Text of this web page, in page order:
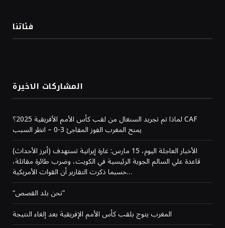
فئاتنا
المشاركات الاخيرة
لماذا تم تجريد السنغال من لقب كأس الأمم الأفريقية 2025؟ CAF
يمنح المغرب الفوز المفاجئ 3-0 – انظر السبب
(أبرز الأحداث) الأخبار العاجلة اليوم، 15 مارس: غارة إيرانية تستهدف
قاعدة علي السالم الجوية الرئيسية في الكويت، وضرب طائرة مقاتلة،
حسبما ذكرت التقارير أن القوات الأمريكية…
“نحن بلد القصص”
المغرب يتوج بلقب كأس الأمم الإفريقية بعد إلغاء النتيجة